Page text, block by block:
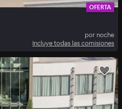
OFERTA
por noche
Incluye todas las comisiones